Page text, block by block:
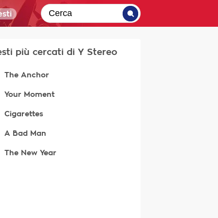
più cercati di Y Stereo
The Anchor
Your Moment
Cigarettes
A Bad Man
The New Year